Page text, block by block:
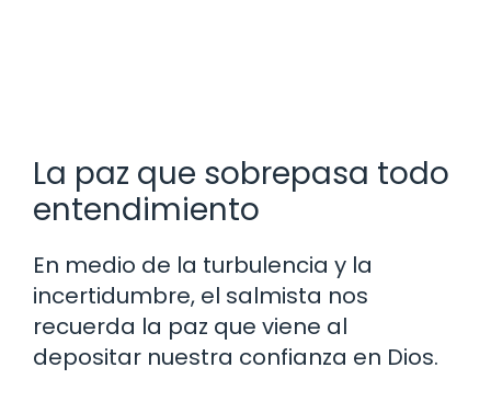
La paz que sobrepasa todo
entendimiento
En medio de la turbulencia y la
incertidumbre, el salmista nos
recuerda la paz que viene al
depositar nuestra confianza en Dios.